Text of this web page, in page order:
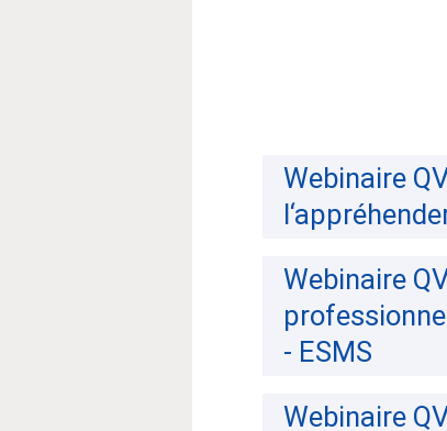
Webinaire
Webinaire
- ESMS
Webinaire